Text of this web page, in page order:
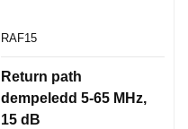
RAF15
Return path
dempeledd 5-65 MHz,
15 dB